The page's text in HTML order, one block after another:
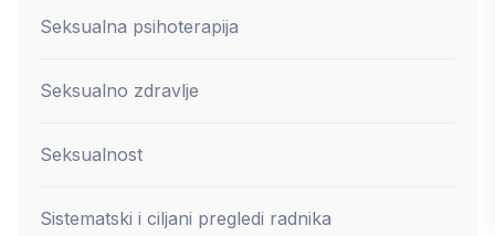
Seksualna psihoterapija
Seksualno zdravlje
Seksualnost
Sistematski i ciljani pregledi radnika